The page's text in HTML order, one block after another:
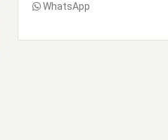
WhatsApp